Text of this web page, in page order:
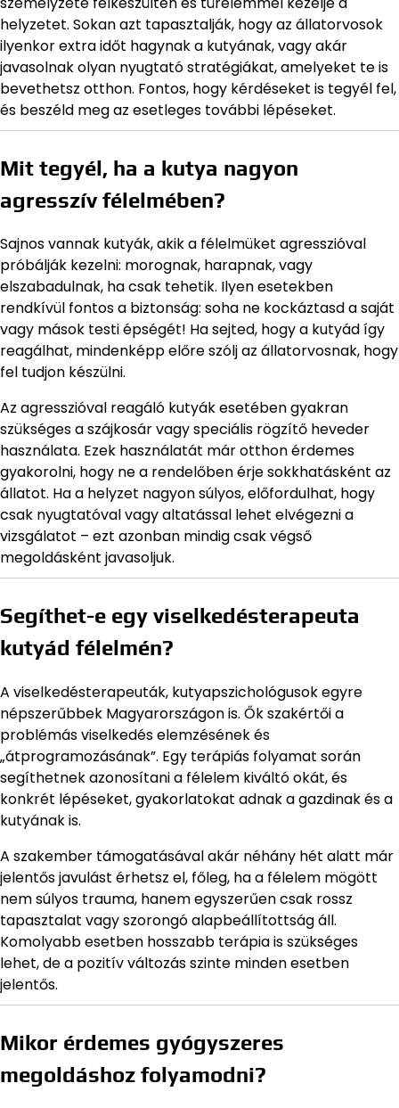
helyzetet. Sokan azt tapasztalják, hogy az állatorvosok
ilyenkor extra időt hagynak a kutyának, vagy akár
javasolnak olyan nyugtató stratégiákat, amelyeket te is
bevethetsz otthon. Fontos, hogy kérdéseket is tegyél fel,
és beszéld meg az esetleges további lépéseket.
Mit tegyél, ha a kutya nagyon
agresszív félelmében?
Sajnos vannak kutyák, akik a félelmüket agresszióval
próbálják kezelni: morognak, harapnak, vagy
elszabadulnak, ha csak tehetik. Ilyen esetekben
rendkívül fontos a biztonság: soha ne kockáztasd a saját
vagy mások testi épségét! Ha sejted, hogy a kutyád így
reagálhat, mindenképp előre szólj az állatorvosnak, hogy
fel tudjon készülni.
Az agresszióval reagáló kutyák esetében gyakran
szükséges a szájkosár vagy speciális rögzítő heveder
használata. Ezek használatát már otthon érdemes
gyakorolni, hogy ne a rendelőben érje sokkhatásként az
állatot. Ha a helyzet nagyon súlyos, előfordulhat, hogy
csak nyugtatóval vagy altatással lehet elvégezni a
vizsgálatot – ezt azonban mindig csak végső
megoldásként javasoljuk.
Segíthet-e egy viselkedésterapeuta
kutyád félelmén?
A viselkedésterapeuták, kutyapszichológusok egyre
népszerűbbek Magyarországon is. Ők szakértői a
problémás viselkedés elemzésének és
„átprogramozásának”. Egy terápiás folyamat során
segíthetnek azonosítani a félelem kiváltó okát, és
konkrét lépéseket, gyakorlatokat adnak a gazdinak és a
kutyának is.
A szakember támogatásával akár néhány hét alatt már
jelentős javulást érhetsz el, főleg, ha a félelem mögött
nem súlyos trauma, hanem egyszerűen csak rossz
tapasztalat vagy szorongó alapbeállítottság áll.
Komolyabb esetben hosszabb terápia is szükséges
lehet, de a pozitív változás szinte minden esetben
jelentős.
Mikor érdemes gyógyszeres
megoldáshoz folyamodni?